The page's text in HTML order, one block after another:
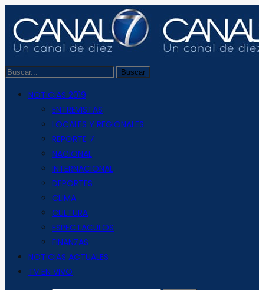
NOTICIAS 2019
ENTREVISTAS
LOCALES Y REGIONALES
REPORTE 7
NACIONAL
INTERNACIONAL
DEPORTES
CLIMA
CULTURA
ESPECTACULOS
FINANZAS
NOTICIAS ACTUALES
TV EN VIVO